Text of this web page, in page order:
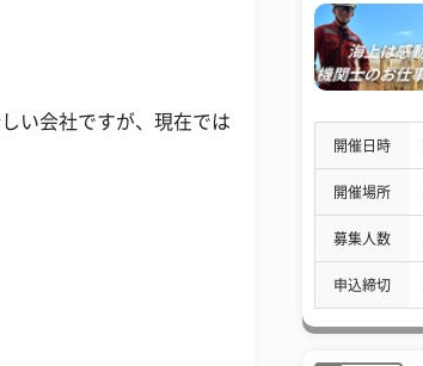
い会社ですが、現在では
開催日時
開催場所
募集人数
申込締切